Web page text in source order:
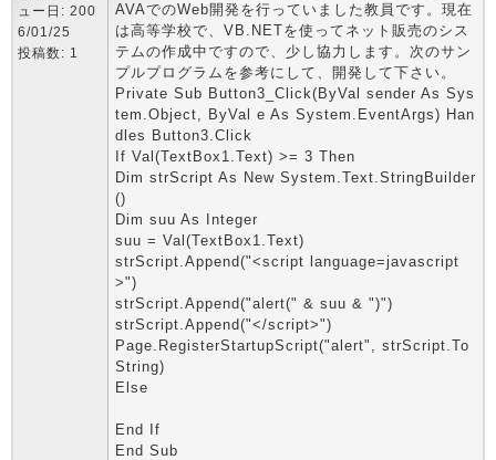
ュー日: 200
6/01/25
投稿数: 1
AVAでのWeb開発を行っていました教員です。現在
は高等学校で、VB.NETを使ってネット販売のシス
テムの作成中ですので、少し協力します。次のサン
プルプログラムを参考にして、開発して下さい。
Private Sub Button3_Click(ByVal sender As Sys
tem.Object, ByVal e As System.EventArgs) Han
dles Button3.Click
If Val(TextBox1.Text) >= 3 Then
Dim strScript As New System.Text.StringBuilder
()
Dim suu As Integer
suu = Val(TextBox1.Text)
strScript.Append("<script language=javascript
>")
strScript.Append("alert(" & suu & ")")
strScript.Append("</script>")
Page.RegisterStartupScript("alert", strScript.To
String)
Else
End If
End Sub